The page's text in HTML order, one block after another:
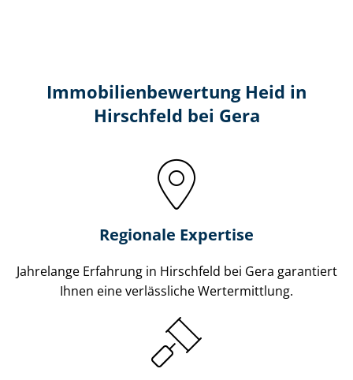
Immobilien­bewertung Heid in
Hirschfeld bei Gera
Regionale Expertise
Jahrelange Erfahrung in Hirschfeld bei Gera garantiert
Ihnen eine verlässliche Wertermittlung.